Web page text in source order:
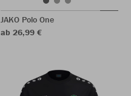
JAKO Polo One
ab 26,99 €